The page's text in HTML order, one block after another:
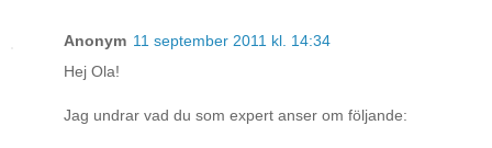
Anonym 11 september 2011 kl. 14:34
Hej Ola!
Jag undrar vad du som expert anser om följande: